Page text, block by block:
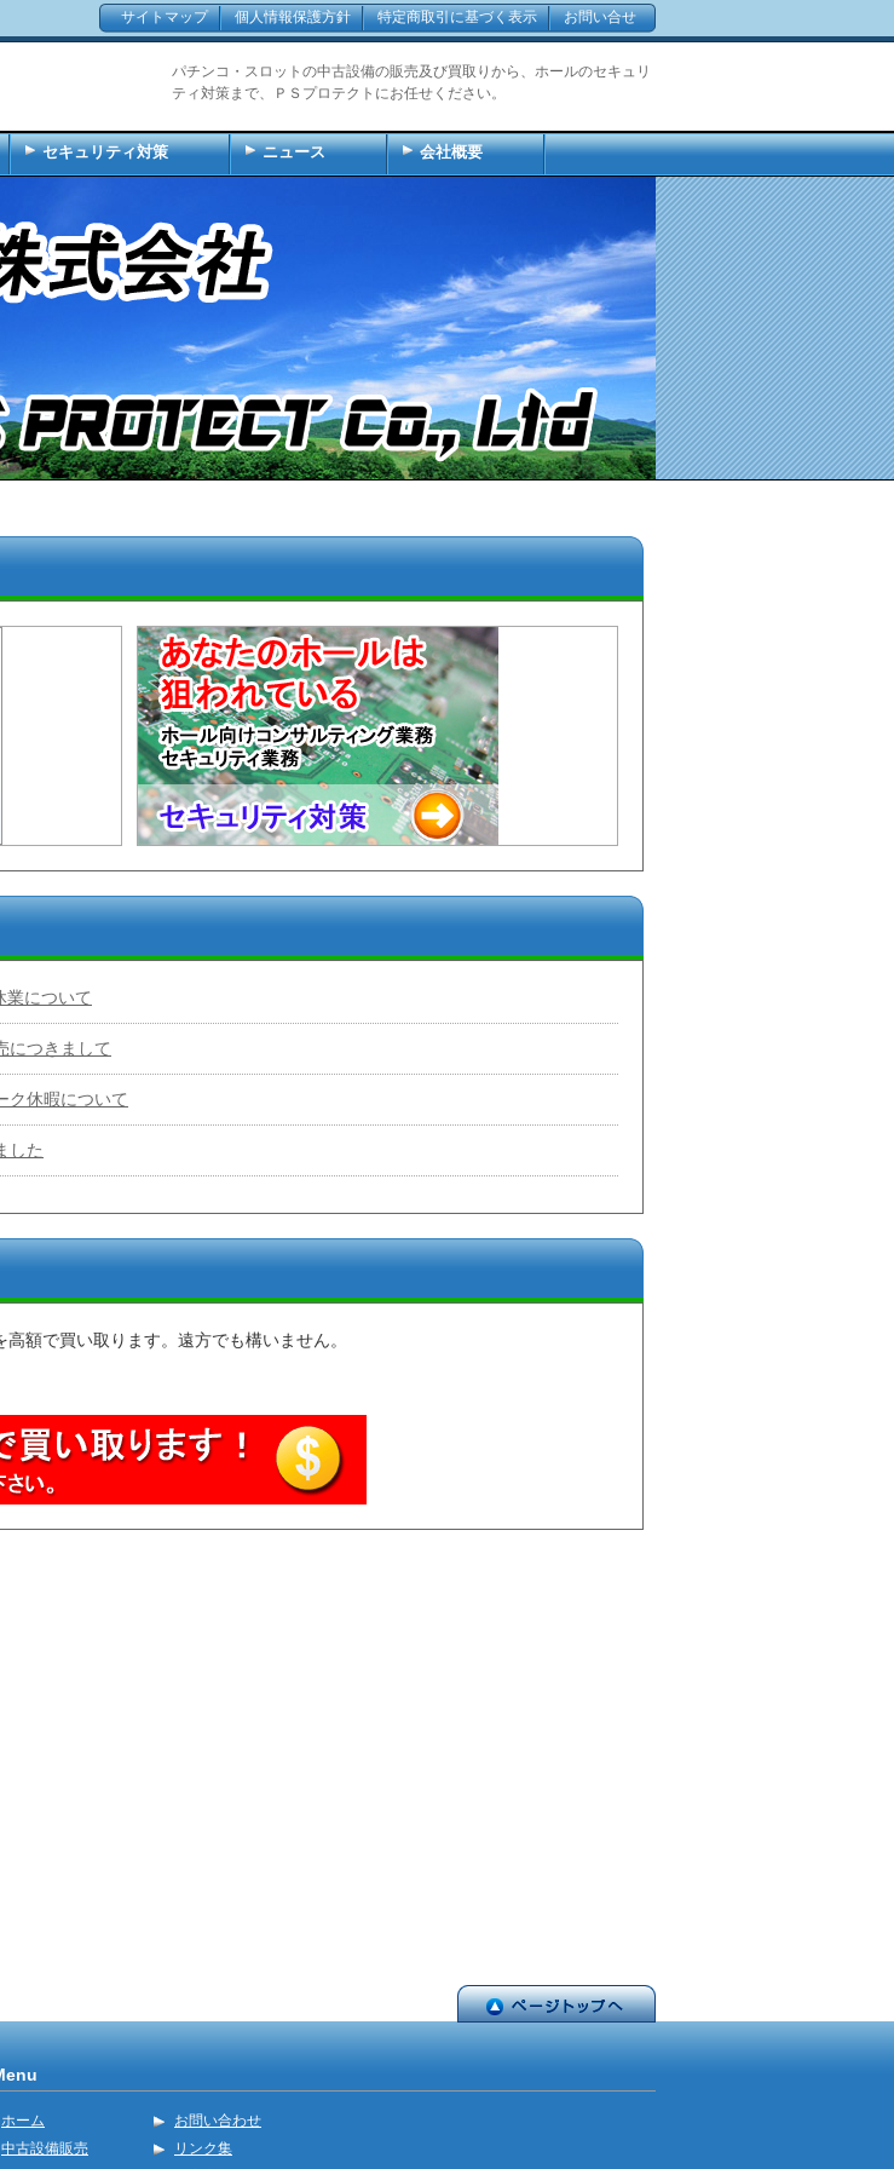
サイトマップ 個人情報保護方針 特定商取引に基づく表示 お問い合せ
パチンコ・スロットの中古設備の販売及び買取りから、ホールのセキュリ
ティ対策まで、ＰＳプロテクトにお任せください。
セキュリティ対策 ニュース 会社概要
業について
につきまして
ク休暇について
した
額で買い取ります。遠方でも構いません。
ホーム
中古設備販売
お問い合わせ
リンク集